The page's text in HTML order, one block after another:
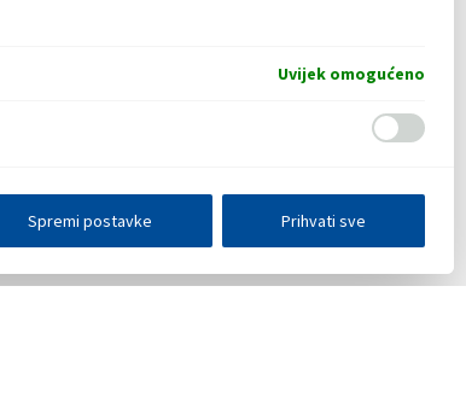
Uvijek omogućeno
Spremi postavke Prihvati sve